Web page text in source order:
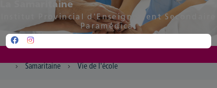
La Samaritaine
Institut Provincial d'Enseignement Secondaire
Paramédical
Samaritaine Vie de l'école